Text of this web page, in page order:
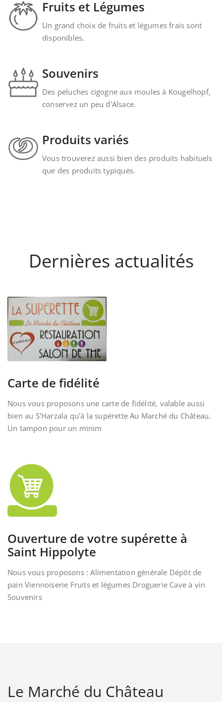
Fruits et Légumes
Un grand choix de fruits et légumes frais sont
disponibles.
Souvenirs
Des peluches cigogne aux moules à Kougelhopf,
conservez un peu d'Alsace.
Produits variés
Vous trouverez aussi bien des produits habituels
que des produits typiques.
Dernières actualités
Carte de fidélité
Nous vous proposons une carte de fidélité, valable aussi
bien au S'Harzala qu'à la supérette Au Marché du Château.
Un tampon pour un minim
Ouverture de votre supérette à
Saint Hippolyte
Nous vous proposons : Alimentation générale Dépôt de
pain Viennoiserie Fruits et légumes Droguerie Cave à vin
Souvenirs
Le Marché du Château